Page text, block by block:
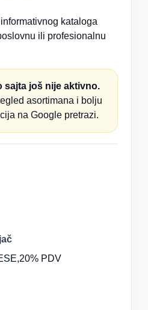
kataloga
ili profesionalnu
sajta još nije aktivno.
asortimana i bolju
na Google pretrazi.
PDV